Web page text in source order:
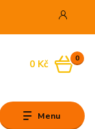
Menu
0
0 Kč